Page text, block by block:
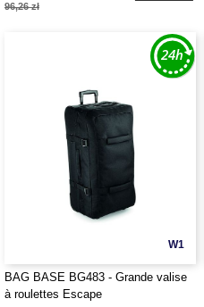
96,26 zł
W1
BAG BASE BG483 - Grande valise
à roulettes Escape